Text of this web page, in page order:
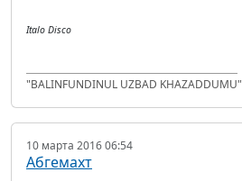
Italo Disco
"BALINFUNDINUL UZBAD KHAZADDUMU"
10 марта 2016 06:54
Абгемахт